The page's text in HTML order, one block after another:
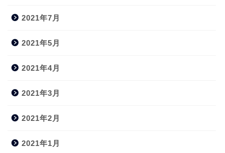
2021年7月
2021年5月
2021年4月
2021年3月
2021年2月
2021年1月